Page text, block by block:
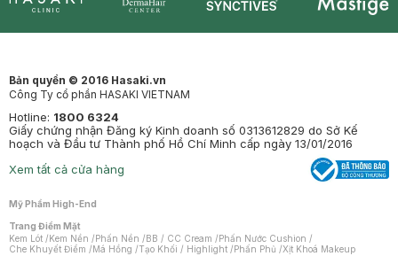
Bản quyền © 2016 Hasaki.vn
Công Ty cổ phần HASAKI VIETNAM
Hotline: 1800 6324
Giấy chứng nhận Đăng ký Kinh doanh số 0313612829 do Sở Kế
hoạch và Đầu tư Thành phố Hồ Chí Minh cấp ngày 13/01/2016
Xem tất cả cửa hàng
Mỹ Phẩm High-End
Trang Điểm Mặt
Kem Lót /Kem Nền /Phấn Nền /BB / CC Cream /Phấn Nước Cushion /
Che Khuyết Điểm /Má Hồng /Tạo Khối / Highlight /Phấn Phủ /Xịt Khoá Makeup